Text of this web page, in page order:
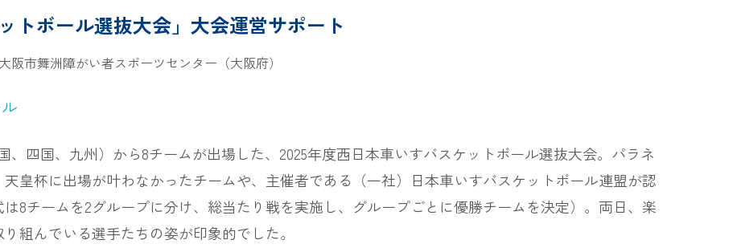
トボール選抜大会」大会運営サポート
大阪市舞洲障がい者スポーツセンター（大阪府）
、四国、九州）から8チームが出場した、2025年度西日本車いすバスケットボール選抜大会。パラネ
皇杯に出場が叶わなかったチームや、主催者である（一社）日本車いすバスケットボール連盟が認
8チームを2グループに分け、総当たり戦を実施し、グループごとに優勝チームを決定）。両日、楽
組んでいる選手たちの姿が印象的でした。